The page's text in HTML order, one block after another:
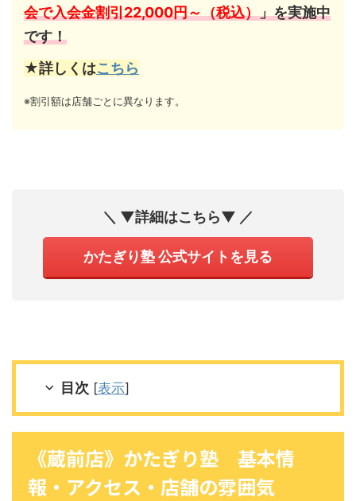
会で入会金割引22,000円～（税込）」を実施中
です！
★詳しくはこちら
※割引額は店舗ごとに異なります。
＼ ▼詳細はこちら▼ ／
かたぎり塾 公式サイトを見る
目次 [表示]
《蔵前店》かたぎり塾 基本情
報・アクセス・店舗の雰囲気